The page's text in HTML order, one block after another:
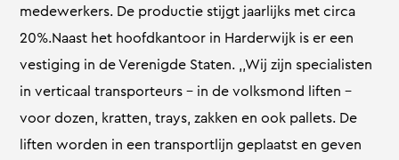
medewerkers. De productie stijgt jaarlijks met circa
20%.Naast het hoofdkantoor in Harderwijk is er een
vestiging in de Verenigde Staten. ,,Wij zijn specialisten
in verticaal transporteurs – in de volksmond liften –
voor dozen, kratten, trays, zakken en ook pallets. De
liften worden in een transportlijn geplaatst en geven